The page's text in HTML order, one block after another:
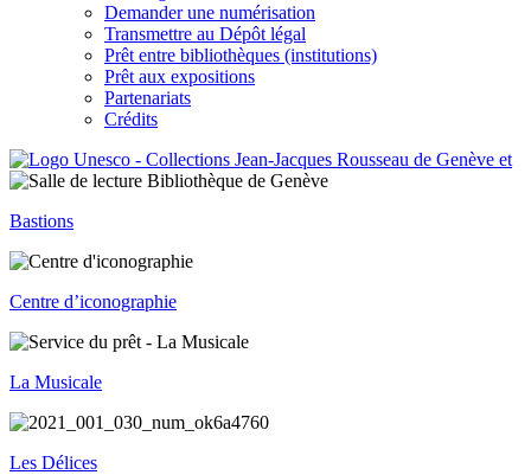
Demander une numérisation
Transmettre au Dépôt légal
Prêt entre bibliothèques (institutions)
Prêt aux expositions
Partenariats
Crédits
Bastions
Centre d’iconographie
La Musicale
Les Délices